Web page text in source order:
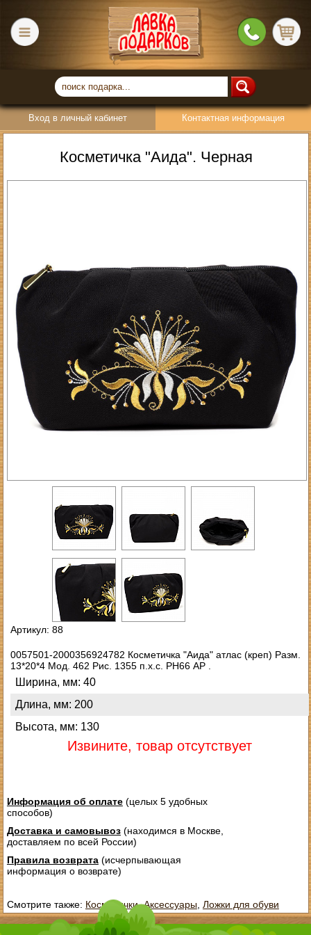
Вход в личный кабинет Контактная информация
Косметичка "Аида". Черная
Артикул: 88
0057501-2000356924782 Косметичка "Аида" атлас (креп) Разм.
13*20*4 Мод. 462 Рис. 1355 п.х.с. РН66 АР .
Ширина, мм: 40
Длина, мм: 200
Высота, мм: 130
Извините, товар отсутствует
Информация об оплате(целых 5 удобных
способов)
Доставка и самовывоз(находимся в Москве,
доставляем по всей России)
Правила возврата(исчерпывающая
информация о возврате)
Смотрите также: Косметички,Аксессуары, Ложки для обуви